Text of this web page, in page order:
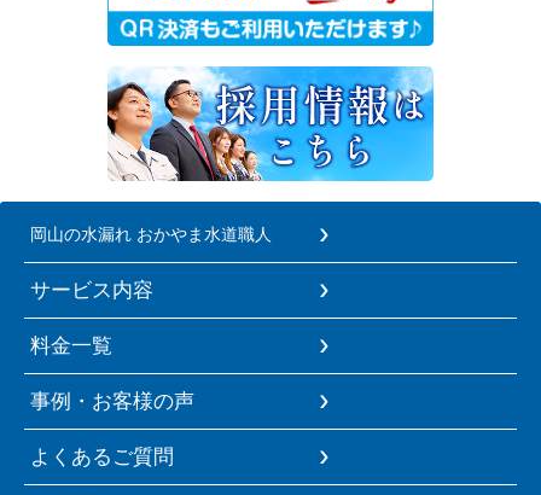
岡山の水漏れ おかやま水道職人
サービス内容
料金一覧
事例・お客様の声
よくあるご質問